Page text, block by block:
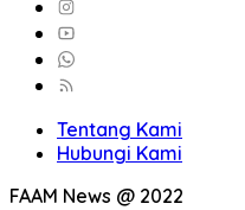
Tentang Kami
Hubungi Kami
FAAM News @ 2022